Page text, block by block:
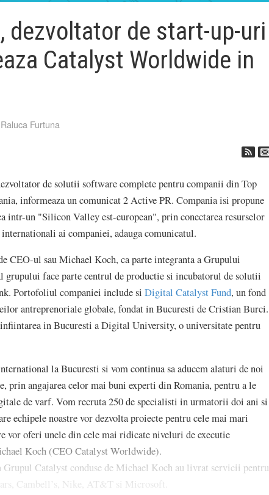
dezvoltator de start-up-uri
Catalyst Worldwide in
Raluca Furtuna
de solutii software complete pentru companii din Top
informeaza un comunicat 2 Active PR. Compania isi propune
intr-un "Silicon Valley est-european", prin conectarea resurselor
ai companiei, adauga comunicatul.
CEO-ul sau Michael Koch, ca parte integranta a Grupului
face parte centrul de productie si incubatorul de solutii
Portofoliul companiei include si Digital Catalyst Fund, un fond
antreprenoriale globale, fondat in Bucuresti de Cristian Burci.
in Bucuresti a Digital University, o universitate pentru
la Bucuresti si vom continua sa aducem alaturi de noi
prin angajarea celor mai buni experti din Romania, pentru a le
de varf. Vom recruta 250 de specialisti in urmatorii doi ani si
echipele noastre vor dezvolta proiecte pentru cele mai mari
vor oferi unele din cele mai ridicate niveluri de executie
Koch (CEO Catalyst Worldwide).
Catalyst conduse de Michael Koch au livrat servicii pentru
Cambell’s, Nike, AT&T si Microsoft.